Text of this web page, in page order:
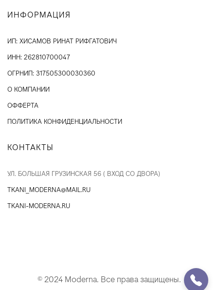
ИНФОРМАЦИЯ
ИП: ХИСАМОВ РИНАТ РИФГАТОВИЧ
ИНН: 262810700047
ОГРНИП: 317505300030360
О КОМПАНИИ
ОФФЕРТА
ПОЛИТИКА КОНФИДЕНЦИАЛЬНОСТИ
КОНТАКТЫ
УЛ. БОЛЬШАЯ ГРУЗИНСКАЯ 56 ( ВХОД СО ДВОРА)
TKANI_MODERNA@MAIL.RU
TKANI-MODERNA.RU
© 2024 Moderna. Все права защищены.